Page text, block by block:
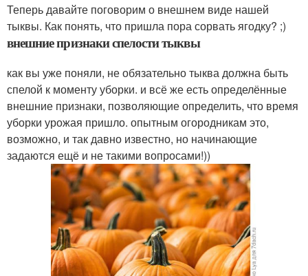
Теперь давайте поговорим о внешнем виде нашей
тыквы. Как понять, что пришла пора сорвать ягодку? ;)
внешние признаки спелости тыквы
как вы уже поняли, не обязательно тыква должна быть
спелой к моменту уборки. и всё же есть определённые
внешние признаки, позволяющие определить, что время
уборки урожая пришло. опытным огородникам это,
возможно, и так давно известно, но начинающие
задаются ещё и не такими вопросами!))